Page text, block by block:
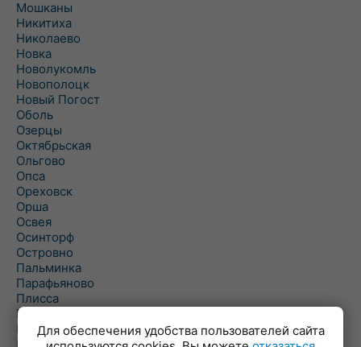
Мошканы
Никитиха
Николаево
Новка
Новолукомль
Новополоцк
Новый Погост
Оболь
Озерцы
Октябрьская
Ольгово
Опса
Ореховск
Орша
Освея
Осинторф
Островно
Пальминка
Парафьяново
Плисса
Повятье
ПогощаДля обеспечения удобства пользователей сайта